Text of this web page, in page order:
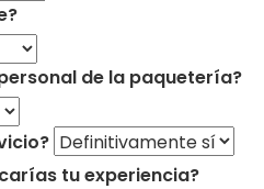
de la paquetería?
tu experiencia?